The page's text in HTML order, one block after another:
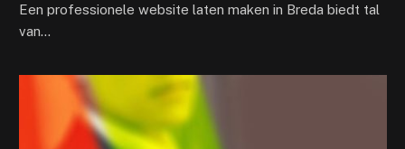
Een professionele website laten maken in Breda biedt tal
van…